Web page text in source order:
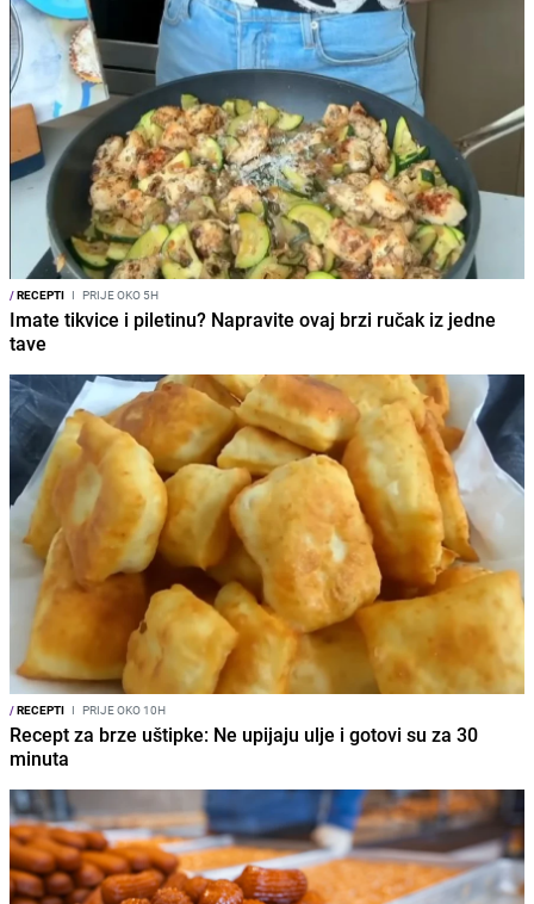
/RECEPTI I PRIJE OKO 5H
Imate tikvice i piletinu? Napravite ovaj brzi ručak iz jedne
tave
/RECEPTI I PRIJE OKO 10H
Recept za brze uštipke: Ne upijaju ulje i gotovi su za 30
minuta